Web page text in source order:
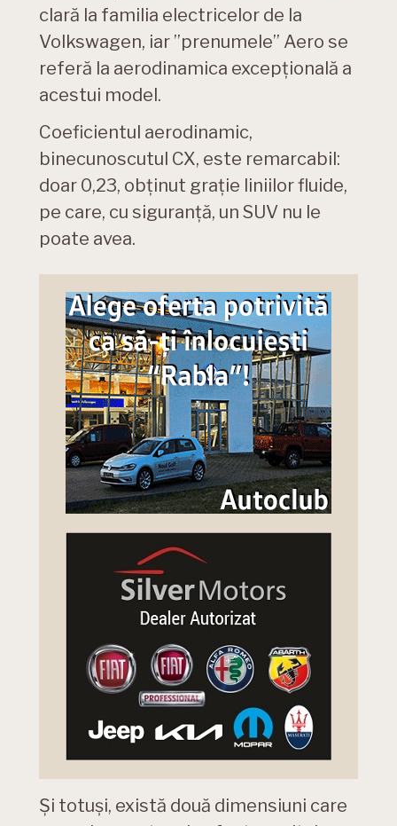
clară la familia electricelor de la
Volkswagen, iar ”prenumele” Aero se
referă la aerodinamica excepțională a
acestui model.
Coeficientul aerodinamic,
binecunoscutul CX, este remarcabil:
doar 0,23, obținut grație liniilor fluide,
pe care, cu siguranță, un SUV nu le
poate avea.
Și totuși, există două dimensiuni care